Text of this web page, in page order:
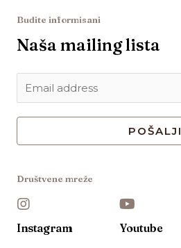
Budite informisani
Naša mailing lista
POŠALJI
Društvene mreže
Instagram Youtube